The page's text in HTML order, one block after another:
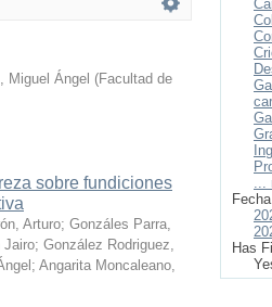
Miguel Ángel (Facultad de
sobre fundiciones
Arturo; Gonzáles Parra,
Jairo; González Rodriguez,
; Angarita Moncaleano,
...
Fecha
Has